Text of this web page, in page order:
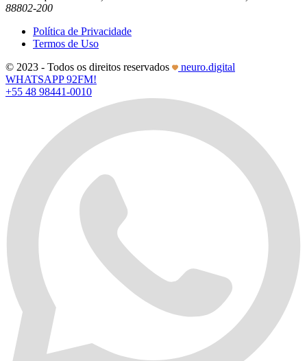
88802-200
Política de Privacidade
Termos de Uso
© 2023 - Todos os direitos reservados
neuro.digital
WHATSAPP 92FM!
+55 48 98441-0010